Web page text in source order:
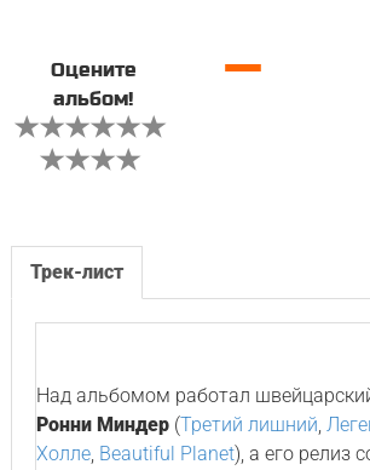
Оцените
альбом!
—
Трек-лист
Над альбомом работал
Ронни Миндер(Третий лишний,
Холле, Beautiful Planet), а его релиз